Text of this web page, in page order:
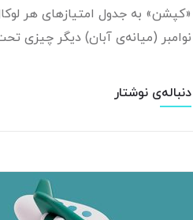
«کپشن» به جدول امتیازهای هر
نوامبر (میانه‌ی آبان) دیگر
دنباله‌ی نوشتار